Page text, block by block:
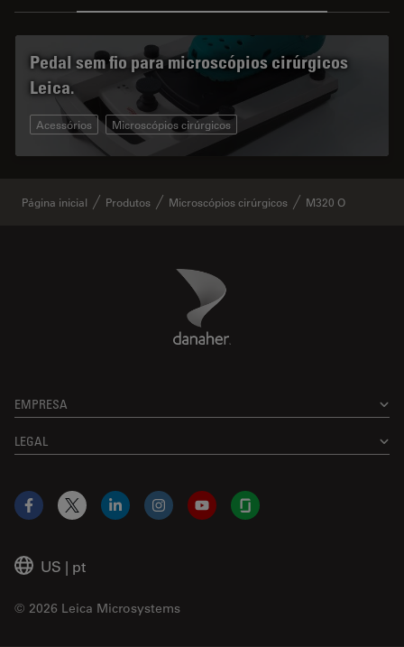
Pedal sem fio para microscópios cirúrgicos
Leica.
Acessórios Microscópios cirúrgicos
Página inicial Produtos Microscópios cirúrgicos M320 O
Danaher Logo
EMPRESA
LEGAL
US | pt
© 2026 Leica Microsystems
Facebook
X LinkedInInstagramYouTubeGlassdoor